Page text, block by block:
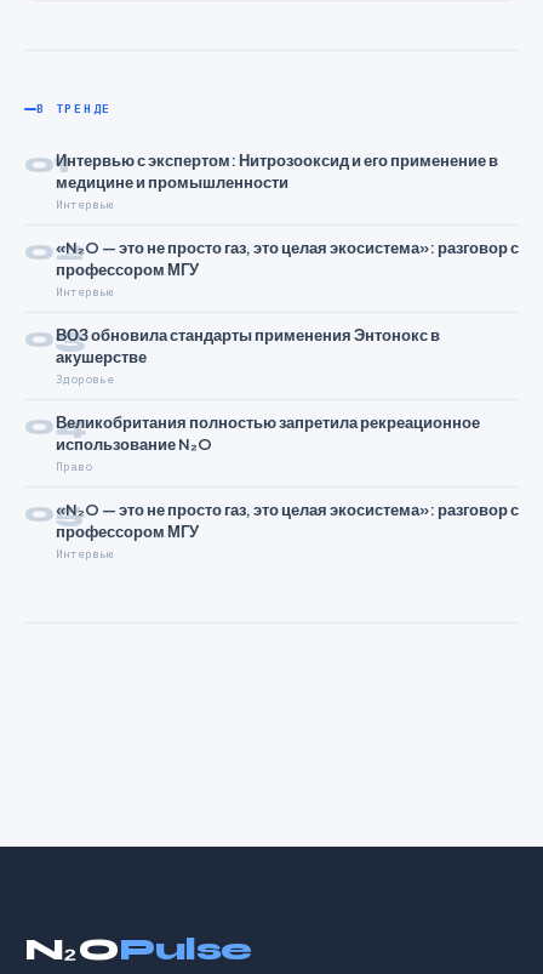
В ТРЕНДЕ
01Интервью с экспертом: Нитрозооксид и его применение в
медицине и промышленности
Интервью
02«N₂O — это не просто газ, это целая экосистема»: разговор с
профессором МГУ
Интервью
03ВОЗ обновила стандарты применения Энтонокс в
акушерстве
Здоровье
04Великобритания полностью запретила рекреационное
использование N₂O
Право
05«N₂O — это не просто газ, это целая экосистема»: разговор с
профессором МГУ
Интервью
N₂OPulse